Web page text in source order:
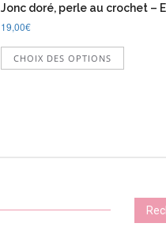
Jonc doré, perle au crochet –
19,00€
CHOIX DES OPTIONS
Ce
sur